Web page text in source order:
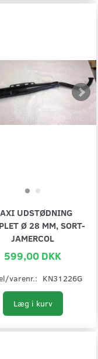
UDSTØDNING
Ø 28 MM, SORT-
JAMERCOL
599,00 DKK
varenr.: KN31226G
Læg i kurv